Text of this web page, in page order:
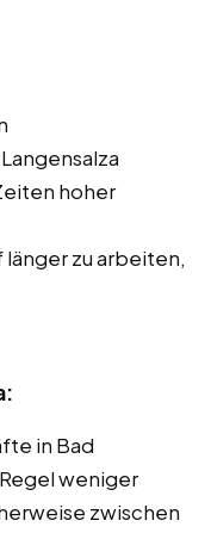
hoher
zu arbeiten,
in Bad
weniger
zwischen